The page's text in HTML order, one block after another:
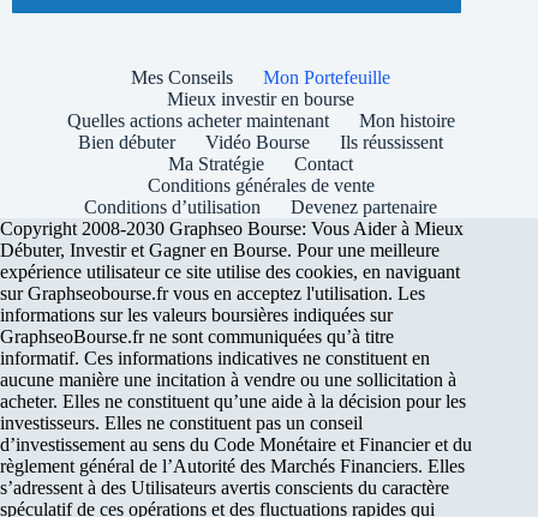
Mes Conseils
Mon Portefeuille
Mieux investir en bourse
Quelles actions acheter maintenant
Mon histoire
Bien débuter
Vidéo Bourse
Ils réussissent
Ma Stratégie
Contact
Conditions générales de vente
Conditions d’utilisation
Devenez partenaire
Copyright 2008-2030 Graphseo Bourse: Vous Aider à Mieux
Débuter, Investir et Gagner en Bourse. Pour une meilleure
expérience utilisateur ce site utilise des cookies, en naviguant
sur Graphseobourse.fr vous en acceptez l'utilisation. Les
informations sur les valeurs boursières indiquées sur
GraphseoBourse.fr ne sont communiquées qu’à titre
informatif. Ces informations indicatives ne constituent en
aucune manière une incitation à vendre ou une sollicitation à
acheter. Elles ne constituent qu’une aide à la décision pour les
investisseurs. Elles ne constituent pas un conseil
d’investissement au sens du Code Monétaire et Financier et du
règlement général de l’Autorité des Marchés Financiers. Elles
s’adressent à des Utilisateurs avertis conscients du caractère
spéculatif de ces opérations et des fluctuations rapides qui